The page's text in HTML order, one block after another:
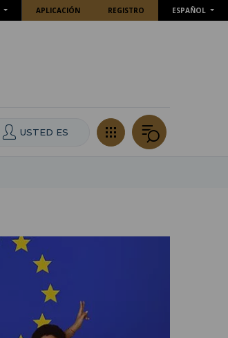
APLICACIÓN REGISTRO ESPAÑOL
USTED ES